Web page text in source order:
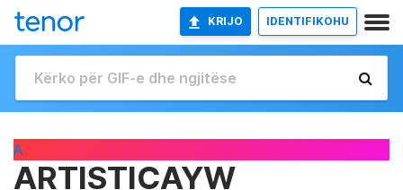
KRIJO IDENTIFIKOHU
A
ARTISTICAYW